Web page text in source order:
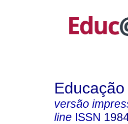
versão
line ISSN